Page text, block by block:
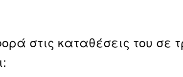
στις καταθέσεις του σε